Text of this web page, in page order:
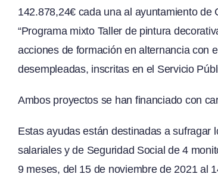
142.878,24€ cada una al ayuntamiento
“Programa mixto Taller de pintura
acciones de formación en alternancia con
desempleadas, inscritas en el Servicio
Ambos proyectos se han financiado con
Estas ayudas están destinadas a
salariales y de Seguridad Social de 4
9 meses, del 15 de noviembre de 2021 al